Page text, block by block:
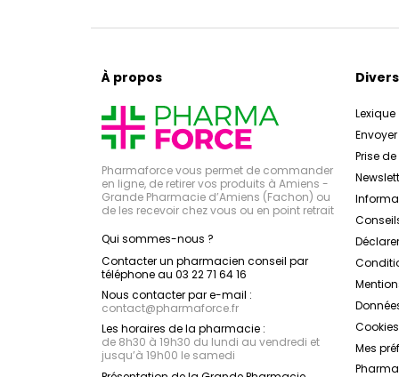
À propos
Pharmaforce vous permet de commander
en ligne, de retirer vos produits à Amiens -
Grande Pharmacie d’Amiens (Fachon) ou
de les recevoir chez vous ou en point retrait
Qui sommes-nous ?
Contacter un pharmacien conseil par
téléphone au 03 22 71 64 16
Nous contacter par e-mail :
contact@pharmaforce.fr
Les horaires de la pharmacie :
de 8h30 à 19h30 du lundi au vendredi et
jusqu’à 19h00 le samedi
Divers
Lexique
Prise
Cookies
Mes